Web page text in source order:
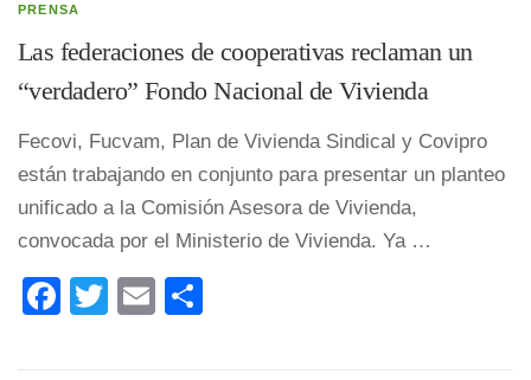
PRENSA
Las federaciones de cooperativas reclaman un
“verdadero” Fondo Nacional de Vivienda
Fecovi, Fucvam, Plan de Vivienda Sindical y Covipro
están trabajando en conjunto para presentar un planteo
unificado a la Comisión Asesora de Vivienda,
convocada por el Ministerio de Vivienda. Ya …
Facebook
TwitterEmail